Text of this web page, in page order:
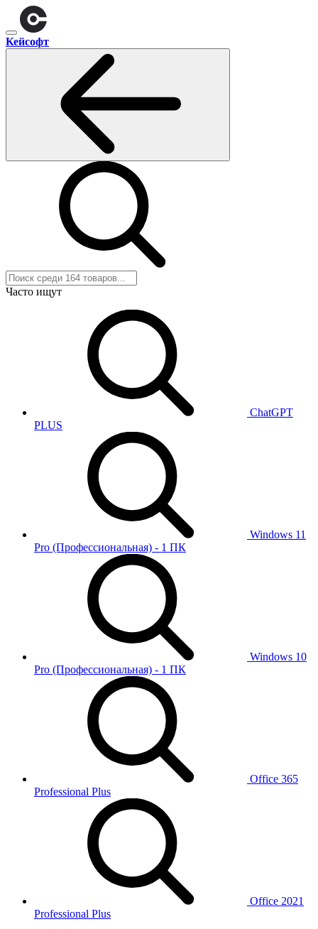
Кейсофт
Часто ищут
ChatGPT
PLUS
Windows 11
Pro (Профессиональная) - 1 ПК
Windows 10
Pro (Профессиональная) - 1 ПК
Office 365
Professional Plus
Office 2021
Professional Plus